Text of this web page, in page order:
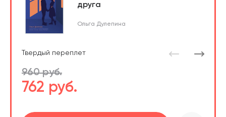
друга
Ольга Дулепина
Твердый переплет
960 руб.
762 руб.